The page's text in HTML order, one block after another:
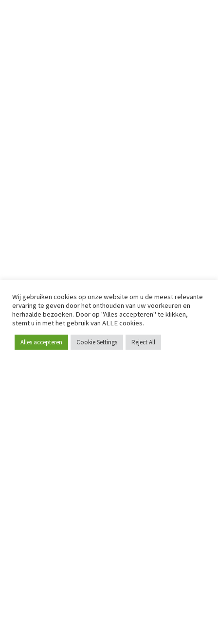
Word lid
Wij gebruiken cookies op onze website om u de meest relevante
ervaring te geven door het onthouden van uw voorkeuren en
herhaalde bezoeken. Door op "Alles accepteren" te klikken,
stemt u in met het gebruik van ALLE cookies.
Alles accepteren Cookie Settings Reject All